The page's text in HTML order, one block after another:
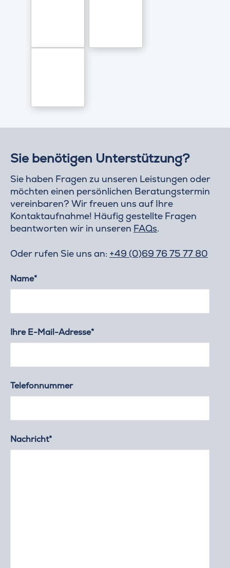
Sie benötigen Unterstützung?
Sie haben Fragen zu unseren Leistungen oder
möchten einen persönlichen Beratungstermin
vereinbaren? Wir freuen uns auf Ihre
Kontaktaufnahme! Häufig gestellte Fragen
beantworten wir in unseren FAQs.
Oder rufen Sie uns an: +49 (0)69 76 75 77 80
Name*
Ihre E-Mail-Adresse*
Telefonnummer
Nachricht*